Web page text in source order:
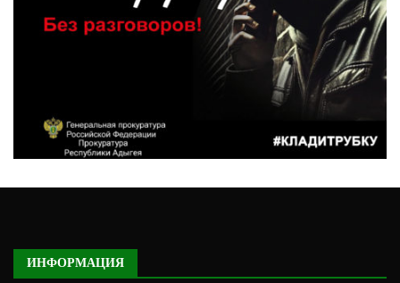
ИНФОРМАЦИЯ